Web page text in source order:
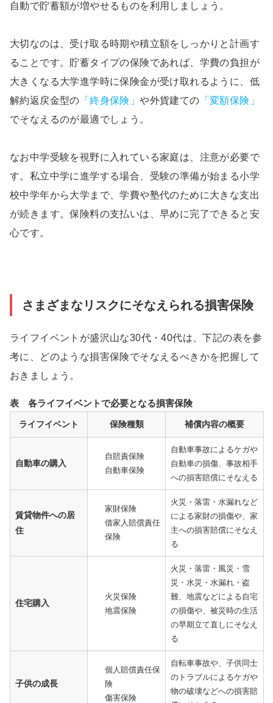
自動で貯蓄額が増やせるものを利用しましょう。
大切なのは、受け取る時期や積立額をしっかりと計画す
ることです。貯蓄タイプの保険であれば、学費の負担が
大きくなる大学進学時に保険金が受け取れるように、低
解約返戻金型の 「終身保険」や外貨建ての 「変額保険」
でそなえるのが最適でしょう。
なお中学受験を視野に入れている家庭は、注意が必要で
す。私立中学に進学する場合、受験の準備が始まる小学
校中学年から大学まで、学費や塾代のために大きな支出
が続きます。保険料の支払いは、早めに完了できると安
心です。
さまざまなリスクにそなえられる損害保険
ライフイベントが盛沢山な30代・40代は、下記の表を参
考に、どのような損害保険でそなえるべきかを把握して
おきましょう。
表 各ライフイベントで必要となる損害保険
ライフイベント 保険種類 補償内容の概要
自動車の購入
自賠責保険
自動車保険
自動車事故によるケガや
自動車の損傷、事故相手
への損害賠償にそなえる
賃貸物件への居
住
家財保険
借家人賠償責任
保険
火災・落雷・水漏れなど
による家財の損傷や、家
主への損害賠償にそなえ
る
住宅購入
火災保険
地震保険
火災・落雷・風災・雪
災・水災・水漏れ・盗
難、地震などによる自宅
の損傷や、被災時の生活
の早期立て直しにそなえ
る
子供の成長
個人賠償責任保
険
傷害保険
自転車事故や、子供同士
のトラブルによるケガや
物の破壊などへの損害賠